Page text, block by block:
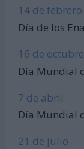
14 de febrero
Día de los
16 de
Día Mundial
7 de abril -
Día Mundial
21 de julio -